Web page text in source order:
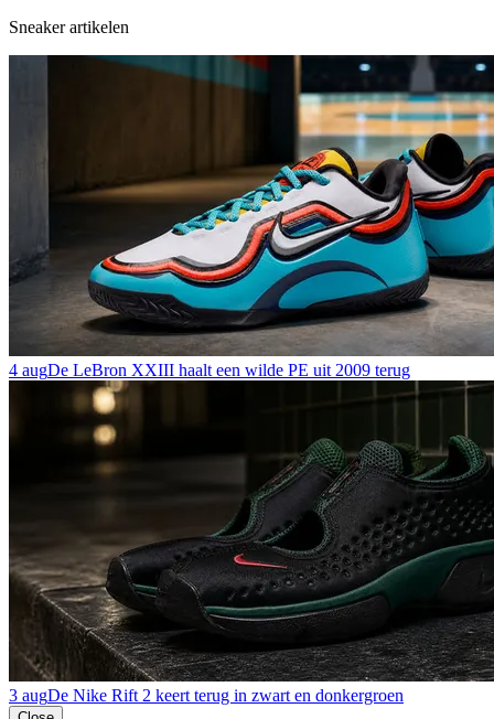
Sneaker artikelen
4 augDe LeBron XXIII haalt een wilde PE uit 2009 terug
3 augDe Nike Rift 2 keert terug in zwart en donkergroen